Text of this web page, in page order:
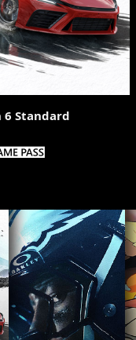
6 Standard